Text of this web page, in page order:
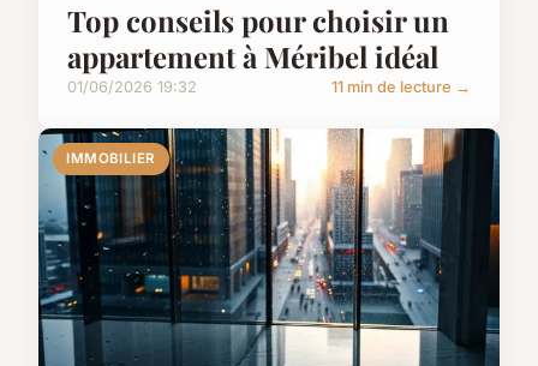
Top conseils pour choisir un
appartement à Méribel idéal
01/06/2026 19:32 11 min de lecture →
IMMOBILIER